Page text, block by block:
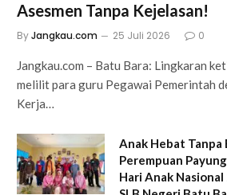
Asesmen Tanpa Kejelasan!
ByJangkau.com 25 Juli 2026 0
Jangkau.com – Batu Bara: Lingkaran
melilit para guru Pegawai Pemerintah
Kerja…
Anak Hebat Tanpa
Perempuan
Hari Anak Nasional